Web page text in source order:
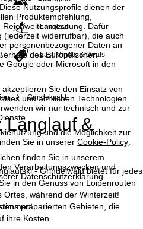
Nutzungsprofile dienen der
Produktempfehlung,
Dafür
widerrufbar), die auch
personenbezogener Daten an
des Europäischen
Google oder Microsoft in den
akzeptieren Sie den Einsatz von
und ähnlichen Technologien.
wir nur technisch und zur
und die Möglichkeit zur
Sie in unsererCookie-Policy
finden Sie in unserem
Verarbeitungszwecken und
Datenschutzerklärung.
Langlauf
Last-Minute & Deals
Grindelwald
Langlauf &
- Grindelwald bietet für jedes
in den Genuss von Loipenrouten
während der Winterzeit!
präparierten Gebieten, die
ihre Kosten.